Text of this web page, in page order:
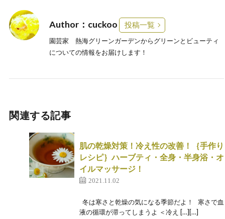
Author：cuckoo 投稿一覧
園芸家 熱海グリーンガーデンからグリーンとビューティ
についての情報をお届けします！
関連する記事
肌の乾燥対策！冷え性の改善！｛手作り
レシピ｝ハーブティ・全身・半身浴・オ
イルマッサージ！
2021.11.02
冬は寒さと乾燥の気になる季節だよ！ 寒さで血
液の循環が滞ってしまうよ ＜冷え […][…]